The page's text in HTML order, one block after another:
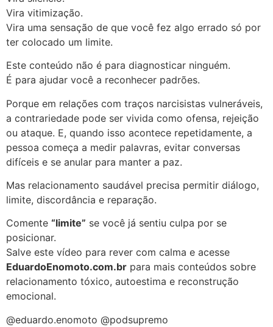
Vira vitimização.
Vira uma sensação de que você fez algo errado só por
ter colocado um limite.
Este conteúdo não é para diagnosticar ninguém.
É para ajudar você a reconhecer padrões.
Porque em relações com traços narcisistas vulneráveis,
a contrariedade pode ser vivida como ofensa, rejeição
ou ataque. E, quando isso acontece repetidamente, a
pessoa começa a medir palavras, evitar conversas
difíceis e se anular para manter a paz.
Mas relacionamento saudável precisa permitir diálogo,
limite, discordância e reparação.
Comente “limite” se você já sentiu culpa por se
posicionar.
Salve este vídeo para rever com calma e acesse
EduardoEnomoto.com.br para mais conteúdos sobre
relacionamento tóxico, autoestima e reconstrução
emocional.
@eduardo.enomoto @podsupremo